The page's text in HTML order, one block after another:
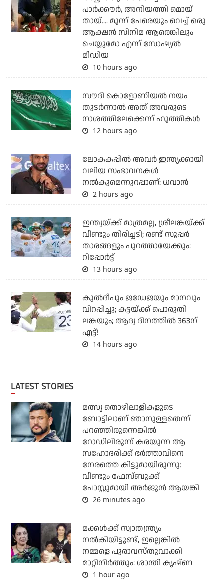
പാര്‍ക്കൗര്‍, അനിയത്തി മൊയ്
തായ്.... മൂന്ന് പേരെയും വെച്ച് ഒരു
ആക്ഷന്‍ സിനിമ ആരെങ്കിലും
ചെയ്യുമോ എന്ന് സോഷ്യല്‍
മീഡിയ
10 hours ago
സൗദി കൊളോണിയല്‍ നയം
തുടര്‍ന്നാല്‍ അത് അവരുടെ
നാശത്തിലേക്കെന്ന് ഹൂത്തികള്‍
12 hours ago
ലോകകപ്പിൽ അവര്‍ ഇന്ത്യക്കായി
വലിയ സംഭാവനകള്‍
നല്‍കുമെന്നുറപ്പാണ്: ധവാന്‍
2 hours ago
ഇന്ത്യയ്ക്ക് മാത്രമല്ല, ശ്രീലങ്കയ്ക്ക്
വീണ്ടും തിരിച്ചടി; രണ്ട് സൂപ്പര്‍
താരങ്ങളും പുറത്തായേക്കും:
റിപ്പോര്‍ട്ട്
13 hours ago
കുല്‍ദീപും ജഡേജയും മാനവും
വിറപ്പിച്ചു; കട്ടയ്ക്ക് പൊരുതി
ലങ്കയും; ആദ്യ ദിനത്തില്‍ 363ന്
എട്ട്!
14 hours ago
LATEST STORIES
മത്സ്യ തൊഴിലാളികളുടെ
ബോട്ടിലാണ് ഞാനുള്ളതെന്ന്
പറഞ്ഞിരുന്നെങ്കില്‍
റോഡിലിരുന്ന് കരയുന്ന ആ
സഹോദരിക്ക് ഭര്‍ത്താവിനെ
നേരത്തെ കിട്ടുമായിരുന്നു:
വീണ്ടും ഫേസ്ബുക്ക്
പോസ്റ്റുമായി അര്‍ജുന്‍ ആയങ്കി
26 minutes ago
മക്കൾക്ക് സ്വാതന്ത്ര്യം
നൽകിയിട്ടുണ്ട്, ഇല്ലെങ്കിൽ
നമ്മളെ പുരാവസ്തുവാക്കി
മാറ്റിനിർത്തും: ശാന്തി കൃഷ്ണ
1 hour ago